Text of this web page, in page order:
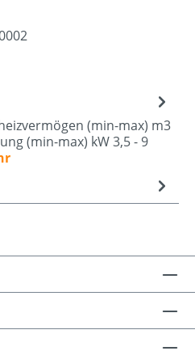
(min-max) m3
(min-max) kW 3,5 - 9